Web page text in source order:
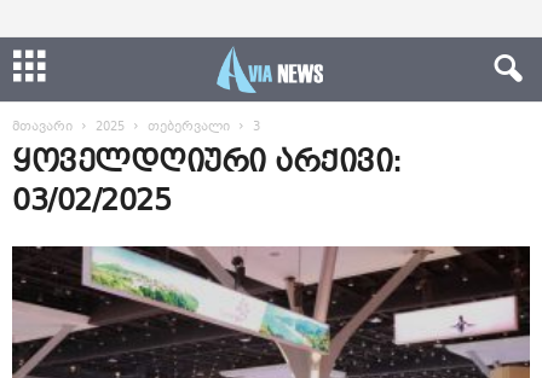
მთავარი 2025 თებერვალი 3
ყოველდღიური არქივი:
03/02/2025